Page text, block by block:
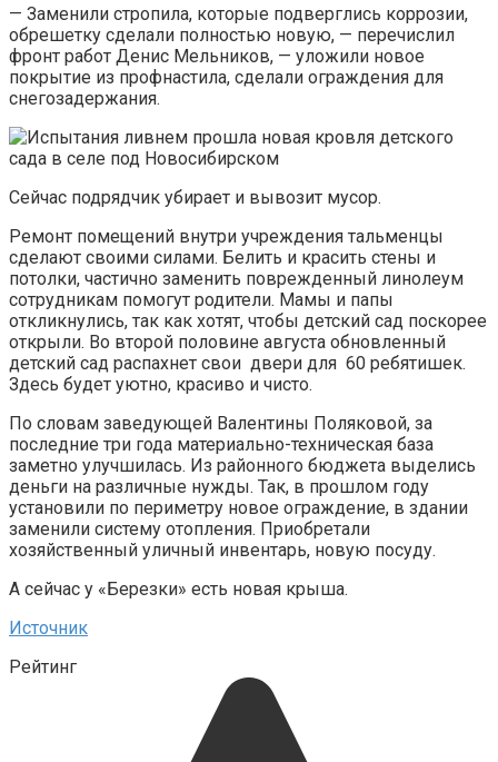
— Заменили стропила, которые подверглись коррозии,
обрешетку сделали полностью новую, — перечислил
фронт работ Денис Мельников, — уложили новое
покрытие из профнастила, сделали ограждения для
снегозадержания.
Сейчас подрядчик убирает и вывозит мусор.
Ремонт помещений внутри учреждения тальменцы
сделают своими силами. Белить и красить стены и
потолки, частично заменить поврежденный линолеум
сотрудникам помогут родители. Мамы и папы
откликнулись, так как хотят, чтобы детский сад поскорее
открыли. Во второй половине августа обновленный
детский сад распахнет свои двери для 60 ребятишек.
Здесь будет уютно, красиво и чисто.
По словам заведующей Валентины Поляковой, за
последние три года материально-техническая база
заметно улучшилась. Из районного бюджета выделись
деньги на различные нужды. Так, в прошлом году
установили по периметру новое ограждение, в здании
заменили систему отопления. Приобретали
хозяйственный уличный инвентарь, новую посуду.
А сейчас у «Березки» есть новая крыша.
Источник
Рейтинг